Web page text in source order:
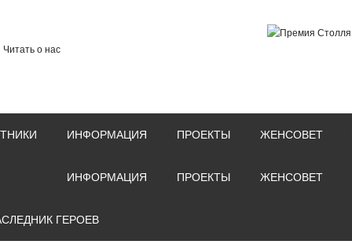
Читать о нас
ИНФОРМАЦИЯ
ИНФОРМАЦИЯ
ПРОЕКТЫ
ПРОЕКТЫ
ЖЕНСОВЕТ
ЖЕНСОВЕТ
ГЕРОЕВ